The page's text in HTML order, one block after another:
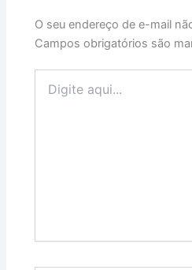
O seu endereço de e-mail
Campos obrigatórios são
aqui...